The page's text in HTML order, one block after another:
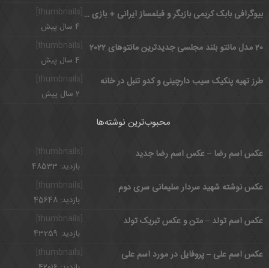
[thumbnails] بیوگرافی بابک کریمی بازیگر و فیلمساز ایرانی + بازی با سوفیا لورن
4 سال پیش
20 مدل مانتو بلند مجلسی جدیدترین مانتوهای 2022
4 سال پیش
طرز تهیه پنکیک سیب دارچینی و کدو تنبل در خانه
2 سال پیش
محبوب‌ترین نوشته‌ها
عکس اسم رضا – عکس اسم رضا جدید
بازدید: 48533
[thumbnails]
عکس نوشته شهید سردار سلیمانی سری دوم
بازدید: 45648
عکس اسم تولد – متن و عکس تبریک تولد
بازدید: 43259
عکس اسم علی – پروفایل در مورد اسم علی